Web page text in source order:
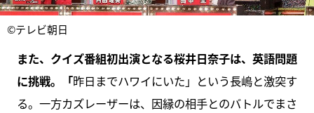
©テレビ朝日
また、クイズ番組初出演となる桜井日奈子は、英語問題
に挑戦。「昨日までハワイにいた」という長嶋と激突す
る。一方カズレーザーは、因縁の相手とのバトルでまさ